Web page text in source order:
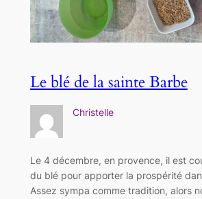
Le blé de la sainte Barbe
Christelle
Le 4 décembre, en provence, il est
du blé pour apporter la prospérité
Assez sympa comme tradition, alors